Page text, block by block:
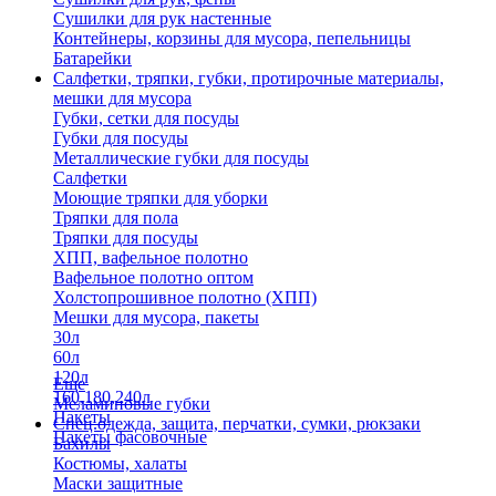
Сушилки для рук настенные
Контейнеры, корзины для мусора, пепельницы
Батарейки
Салфетки, тряпки, губки, протирочные материалы,
мешки для мусора
Губки, сетки для посуды
Губки для посуды
Металлические губки для посуды
Салфетки
Моющие тряпки для уборки
Тряпки для пола
Тряпки для посуды
ХПП, вафельное полотно
Вафельное полотно оптом
Холстопрошивное полотно (ХПП)
Мешки для мусора, пакеты
30л
60л
120л
160,180,240л
Пакеты
Пакеты фасовочные
Еще
Меламиновые губки
Спец.одежда, защита, перчатки, сумки, рюкзаки
Бахилы
Костюмы, халаты
Маски защитные